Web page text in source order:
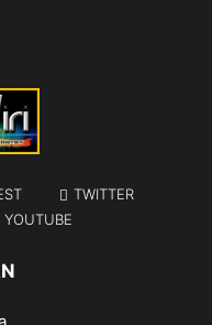
TWITTER
YOUTUBE